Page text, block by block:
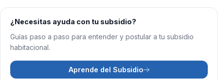
¿Necesitas ayuda con tu subsidio?
Guías paso a paso para entender y postular a tu subsidio
habitacional.
Aprende del Subsidio